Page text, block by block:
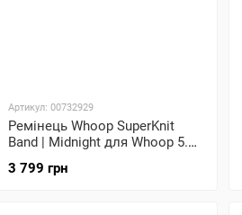
Артикул: 00732929
Ремінець Whoop SuperKnit
Band | Midnight для Whoop 5.0
3 799 грн